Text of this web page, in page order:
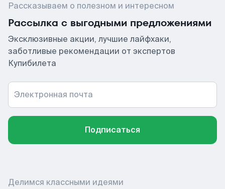
Рассказываем о полезном и интересном
Рассылка с выгодными предложениями
Эксклюзивные акции, лучшие лайфхаки,
заботливые рекомендации от экспертов
Купибилета
Электронная почта
Подписаться
Делимся классными идеями